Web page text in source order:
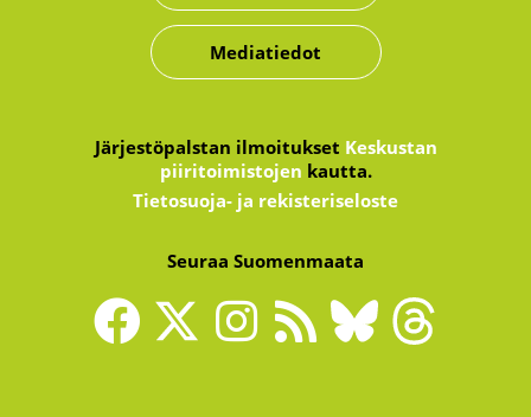
Mediatiedot
Järjestöpalstan ilmoitukset Keskustan
piiritoimistojen kautta.
Tietosuoja- ja rekisteriseloste
Seuraa Suomenmaata